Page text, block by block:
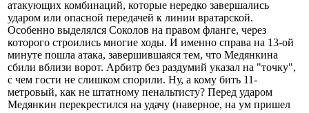
атакующих комбинаций, которые нередко завершались
ударом или опасной передачей к линии вратарской.
Особенно выделялся Соколов на правом фланге, через
которого строились многие ходы. И именно справа на 13-ой
минуте пошла атака, завершившаяся тем, что Медянкина
сбили вблизи ворот. Арбитр без раздумий указал на "точку",
с чем гости не слишком спорили. Ну, а кому бить 11-
метровый, как не штатному пенальтисту? Перед ударом
Медянкин перекрестился на удачу (наверное, на ум пришел